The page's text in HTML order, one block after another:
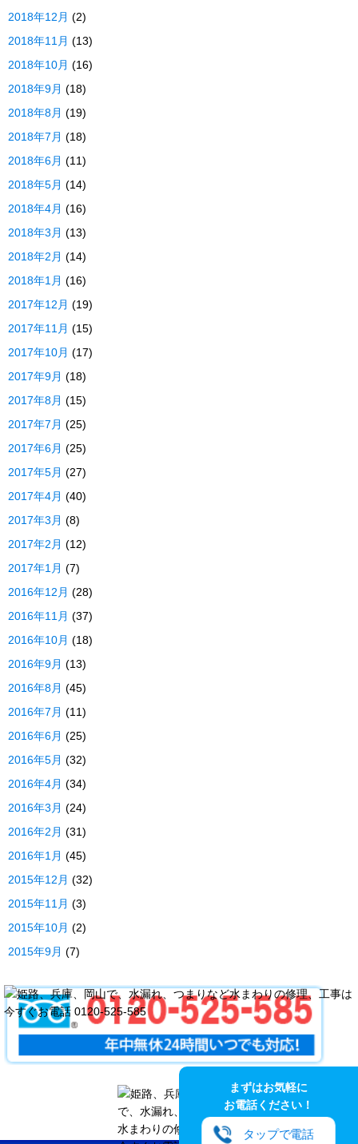
まずはお気軽に
お電話ください！
タップで電話
2018年12月 (2)
2018年11月 (13)
2018年10月 (16)
2018年9月 (18)
2018年8月 (19)
2018年7月 (18)
2018年6月 (11)
2018年5月 (14)
2018年4月 (16)
2018年3月 (13)
2018年2月 (14)
2018年1月 (16)
2017年12月 (19)
2017年11月 (15)
2017年10月 (17)
2017年9月 (18)
2017年8月 (15)
2017年7月 (25)
2017年6月 (25)
2017年5月 (27)
2017年4月 (40)
2017年3月 (8)
2017年2月 (12)
2017年1月 (7)
2016年12月 (28)
2016年11月 (37)
2016年10月 (18)
2016年9月 (13)
2016年8月 (45)
2016年7月 (11)
2016年6月 (25)
2016年5月 (32)
2016年4月 (34)
2016年3月 (24)
2016年2月 (31)
2016年1月 (45)
2015年12月 (32)
2015年11月 (3)
2015年10月 (2)
2015年9月 (7)